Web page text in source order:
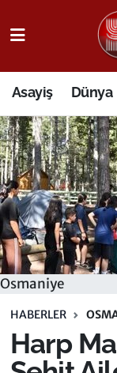
Asayiş Dünya
Osmaniye
HABERLER
Harp
Osmaniye
Osmaniye
Osmaniye
Süper Lig
Tüm
Son Dakika